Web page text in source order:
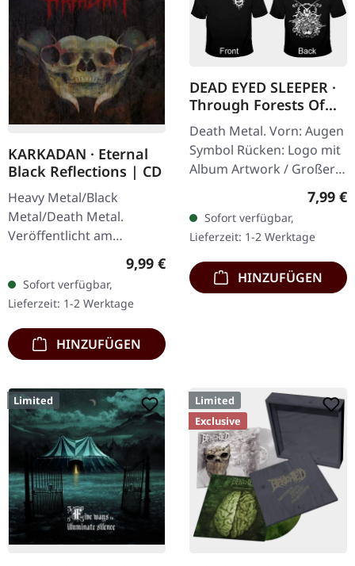
KARKADAN · Eternal
Black Reflections | CD
Heavy Metal/Black
Metal/Death Metal.
Veröffentlicht am
19.01.2002, auf Supreme
Chaos Records. CD im
Jewelcase. Neuauflage mit
neuem Artwork,…
Regulärer Preis:
9,99 €
Sofort verfügbar,
Lieferzeit: 1-2 Werktage
HINZUFÜGEN
DEAD EYED SLEEPER ·
Through Forests Of
Nonentities Bug TS |
T-SHIRT L
Death Metal. Vorn: Augen
Symbol Rücken: Logo mit
Album Artwork / Großer
stilisierter Käfer 100%
Baumwolle, Fruit Of The
Loom Heavy Cotton
7,99 €
Sofort verfügbar,
Lieferzeit: 1-2 Werktage
HINZUFÜGEN
Limited
Limited
Exclusive